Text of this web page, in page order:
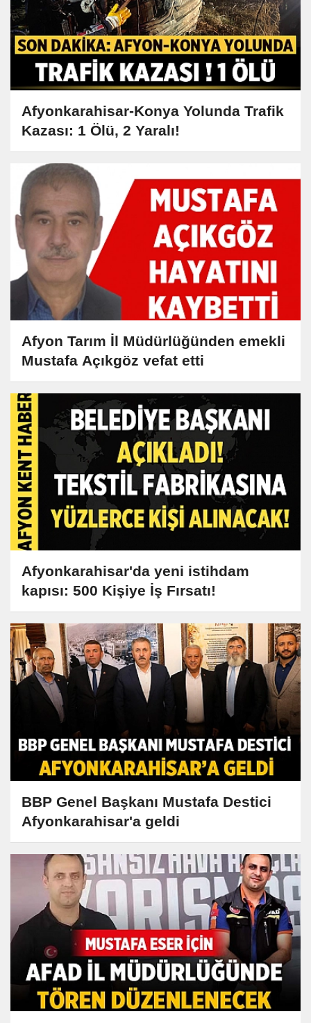
Afyonkarahisar-Konya Yolunda Trafik
Kazası: 1 Ölü, 2 Yaralı!
Afyon Tarım İl Müdürlüğünden emekli
Mustafa Açıkgöz vefat etti
Afyonkarahisar'da yeni istihdam
kapısı: 500 Kişiye İş Fırsatı!
BBP Genel Başkanı Mustafa Destici
Afyonkarahisar'a geldi